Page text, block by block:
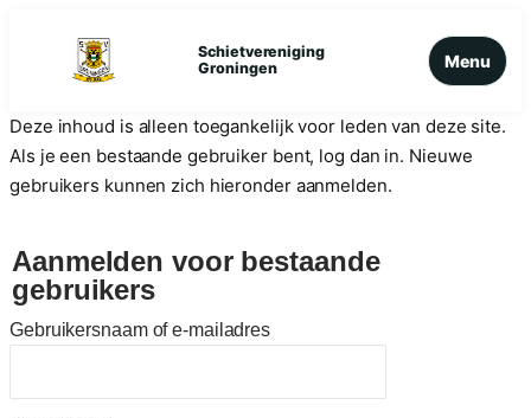
Schietvereniging
Groningen
Menu
Deze inhoud is alleen toegankelijk voor leden van deze site.
Als je een bestaande gebruiker bent, log dan in. Nieuwe
gebruikers kunnen zich hieronder aanmelden.
Aanmelden voor bestaande
gebruikers
Gebruikersnaam of e-mailadres